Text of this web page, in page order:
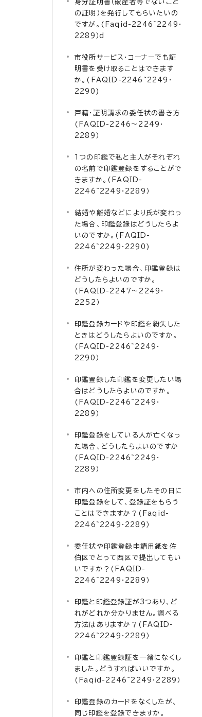
身分証明書（破産者等でないこと
の証明）を発行してもらいたいの
ですが。(Faqid-2246~2249・
2289）d
市役所サービス・コーナーでも証
明書を受け取ることはできます
か。(FAQID-2246~2249・
2290)
戸籍・証明請求の委任状の書き方
(FAQID-2246～2249・
2289）
1つの印鑑で私と主人がそれぞれ
の名前で印鑑登録をすることがで
きますか。(FAQID-
2246~2249・2289）
結婚や離婚などにより氏が変わっ
た場合、印鑑登録はどうしたらよ
いのですか。(FAQID-
2246~2249・2290)
住所が変わった場合、印鑑登録は
どうしたらよいのですか。
(FAQID-2247～2249・
2252）
印鑑登録カードや印鑑を紛失した
ときはどうしたらよいのですか。
(FAQID-2246~2249・
2290）
印鑑登録した印鑑を変更したい場
合はどうしたらよいのですか。
(FAQID-2246~2249・
2289）
印鑑登録をしている人が亡くなっ
た場合、どうしたらよいのですか
(FAQID-2246~2249・
2289）
市内への住所変更をしたその日に
印鑑登録をして、登録証をもらう
ことはできますか？(Faqid-
2246~2249・2289）
委任状や印鑑登録申請用紙を佐
伯区でとって西区で提出してもい
いですか？(FAQID-
2246~2249・2289）
印鑑と印鑑登録証が3つあり、ど
れがどれか分かりません。調べる
方法はありますか？(FAQID-
2246~2249・2289）
印鑑と印鑑登録証を一緒になくし
ました。どうすればいいですか。
(Faqid-2246~2249・2289）
印鑑登録のカードをなくしたが、
同じ印鑑を登録できますか。